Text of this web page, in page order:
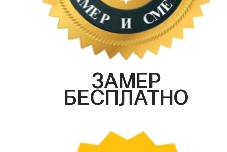
ЗАМЕР
БЕСПЛАТНО